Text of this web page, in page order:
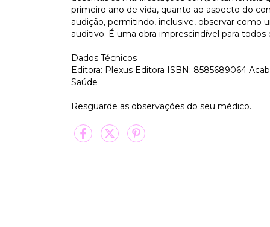
primeiro ano de vida, quanto ao aspecto do
audição, permitindo, inclusive, observar como
auditivo. É uma obra imprescindível para
Dados Técnicos
Editora: Plexus Editora ISBN: 8585689064
Saúde
Resguarde as observações do seu médico.